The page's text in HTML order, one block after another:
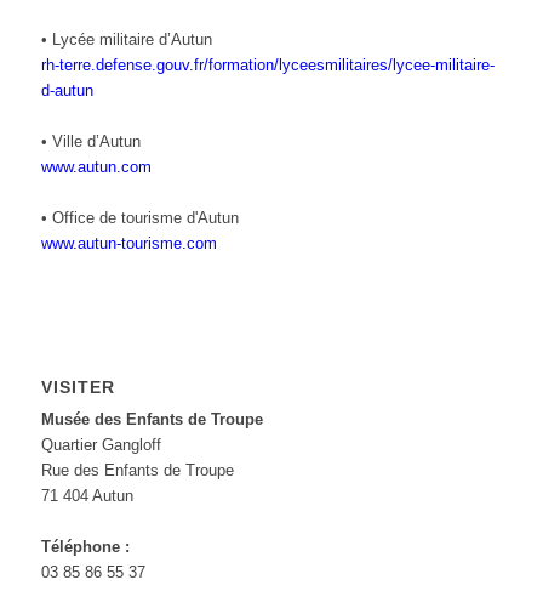
• Lycée militaire d’Autun
rh-terre.defense.gouv.fr/formation/lyceesmilitaires/lycee-militaire-
d-autun
• Ville d’Autun
www.autun.com
• Office de tourisme d'Autun
www.autun-tourisme.com
VISITER
Musée des Enfants de Troupe
Quartier Gangloff
Rue des Enfants de Troupe
71 404 Autun
Téléphone :
03 85 86 55 37